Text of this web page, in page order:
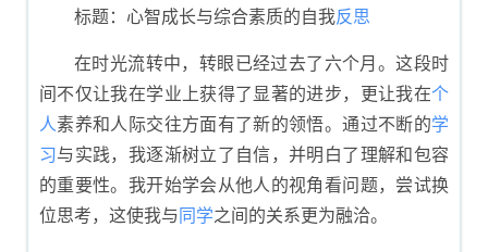
标题：心智成长与综合素质的自我反思
在时光流转中，转眼已经过去了六个月。这段时
间不仅让我在学业上获得了显著的进步，更让我在个
人素养和人际交往方面有了新的领悟。通过不断的学
习与实践，我逐渐树立了自信，并明白了理解和包容
的重要性。我开始学会从他人的视角看问题，尝试换
位思考，这使我与 同学之间的关系更为融洽。